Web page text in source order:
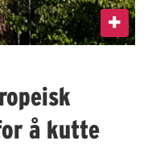
å kutte